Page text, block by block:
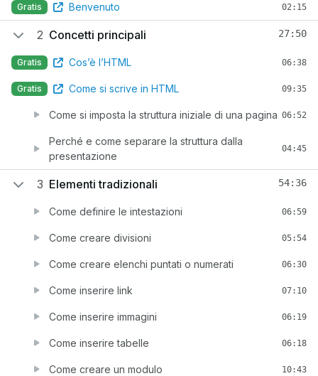
Gratis Benvenuto 02:15
2 Concetti principali 27:50
Gratis Cos’è l’HTML 06:38
Gratis Come si scrive in HTML 09:35
Come si imposta la struttura iniziale di una pagina 06:52
Perché e come separare la struttura dalla
presentazione
04:45
3 Elementi tradizionali 54:36
Come definire le intestazioni 06:59
Come creare divisioni 05:54
Come creare elenchi puntati o numerati 06:30
Come inserire link 07:10
Come inserire immagini 06:19
Come inserire tabelle 06:18
Come creare un modulo 10:43